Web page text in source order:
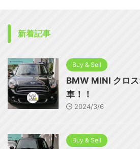
新着記事
Buy & Sell
BMW MINI クロ
車！！
2024/3/6
Buy & Sell